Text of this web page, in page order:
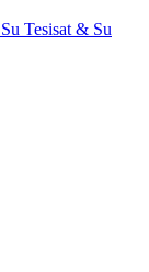
Tesisat & Su